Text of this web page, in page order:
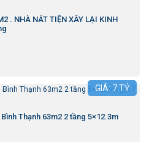
. NHÀ NÁT TIỆN XÂY LẠI KINH
GIÁ:7TỶ
Thạnh 63m2 2 tầng 5×12.3m